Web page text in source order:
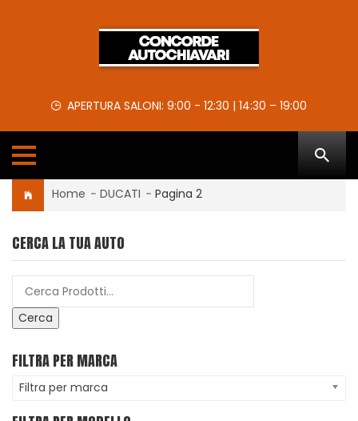
APERTURA SALONI: 9:00 - 12:30 | 14:30 – 19:00
Home - DUCATI - Pagina 2
CERCA LA TUA AUTO
Cerca
FILTRA PER MARCA
Filtra per marca